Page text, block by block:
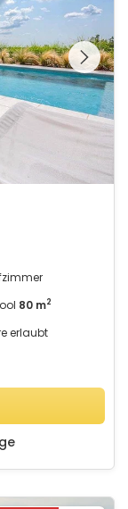
Sie sich die
Galerie
80 m2
erlaubt